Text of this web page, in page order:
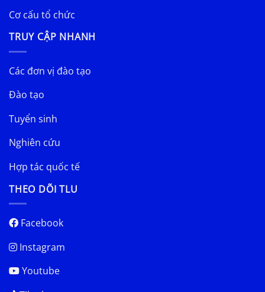
Cơ cấu tổ chức
TRUY CẬP NHANH
Các đơn vị đào tạo
Đào tạo
Tuyển sinh
Nghiên cứu
Hợp tác quốc tế
THEO DÕI TLU
Facebook
Instagram
Youtube